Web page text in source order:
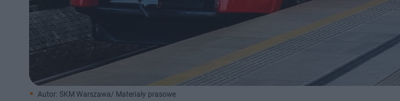
Autor: SKM Warszawa/ Materiały prasowe